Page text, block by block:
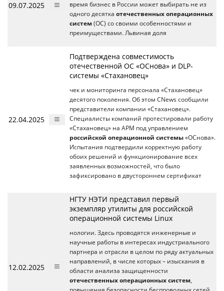
09.07.2025
время бизнес в России может выбирать не из
одного десятка отечественных операционных
систем (ОС) со своими особенностями и
преимуществами. Львиная доля
22.04.2025
Подтверждена совместимость
отечественной ОС «ОСнова» и DLP-
системы «Стахановец»
чек и мониторинга персонала «Стахановец»
десятого поколения. Об этом CNews сообщили
представители компании «Стахановец».
Специалисты компаний протестировали работу
«Стахановец» на АРМ под управлением
российской операционной системы «ОСнова».
Испытания подтвердили корректную работу
обоих решений и функционирование всех
заявленных возможностей, что было
зафиксировано в двустороннем сертификат
12.02.2025
НГТУ НЭТИ представил первый
экземпляр утилиты для российской
операционной системы Linux
нологии. Здесь проводятся инженерные и
научные работы в интересах индустриального
партнера и отрасли в целом по ряду актуальных
направлений, в числе которых – изыскания в
области анализа защищенности
отечественных операционных систем,